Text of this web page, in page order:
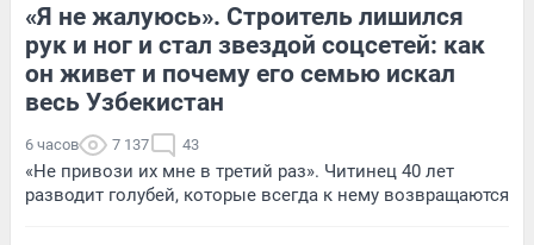
«Я не жалуюсь». Строитель лишился
рук и ног и стал звездой соцсетей: как
он живет и почему его семью искал
весь Узбекистан
6 часов 7 137 43
«Не привози их мне в третий раз». Читинец 40 лет
разводит голубей, которые всегда к нему возвращаются